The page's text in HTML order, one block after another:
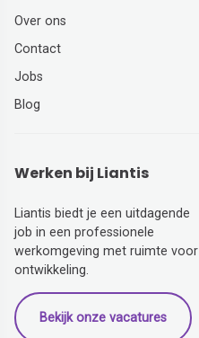
Over ons
Contact
Jobs
Blog
Werken bij Liantis
Liantis biedt je een uitdagende
job in een professionele
werkomgeving met ruimte voor
ontwikkeling.
Bekijk onze vacatures